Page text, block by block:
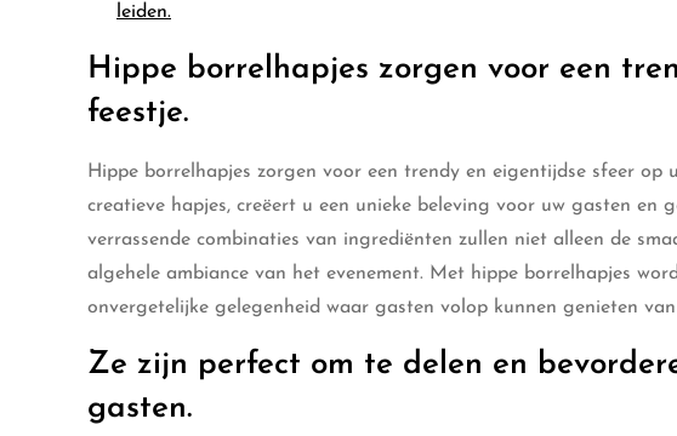
leiden.
Hippe borrelhapjes zorgen voor een
feestje.
Hippe borrelhapjes zorgen voor een trendy en eigentijdse sfeer op
creatieve hapjes, creëert u een unieke beleving voor uw gasten en
verrassende combinaties van ingrediënten zullen niet alleen de
algehele ambiance van het evenement. Met hippe borrelhapjes
onvergetelijke gelegenheid waar gasten volop kunnen genieten
Ze zijn perfect om te delen en
gasten.